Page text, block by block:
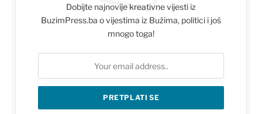
Dobijte najnovije kreativne vijesti iz
BuzimPress.ba o vijestima iz Bužima, politici i još
mnogo toga!